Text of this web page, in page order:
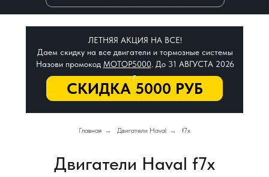
СКИДКА 5000 РУБ
ЛЕТНЯЯ АКЦИЯ НА ВСЕ!
Даем скидку на все двигатели и тормозные системы
Назови промокод МОТОР5000. До 31 АВГУСТА 2026
г.
Главная → Двигатели Haval → f7x
Двигатели Haval f7x